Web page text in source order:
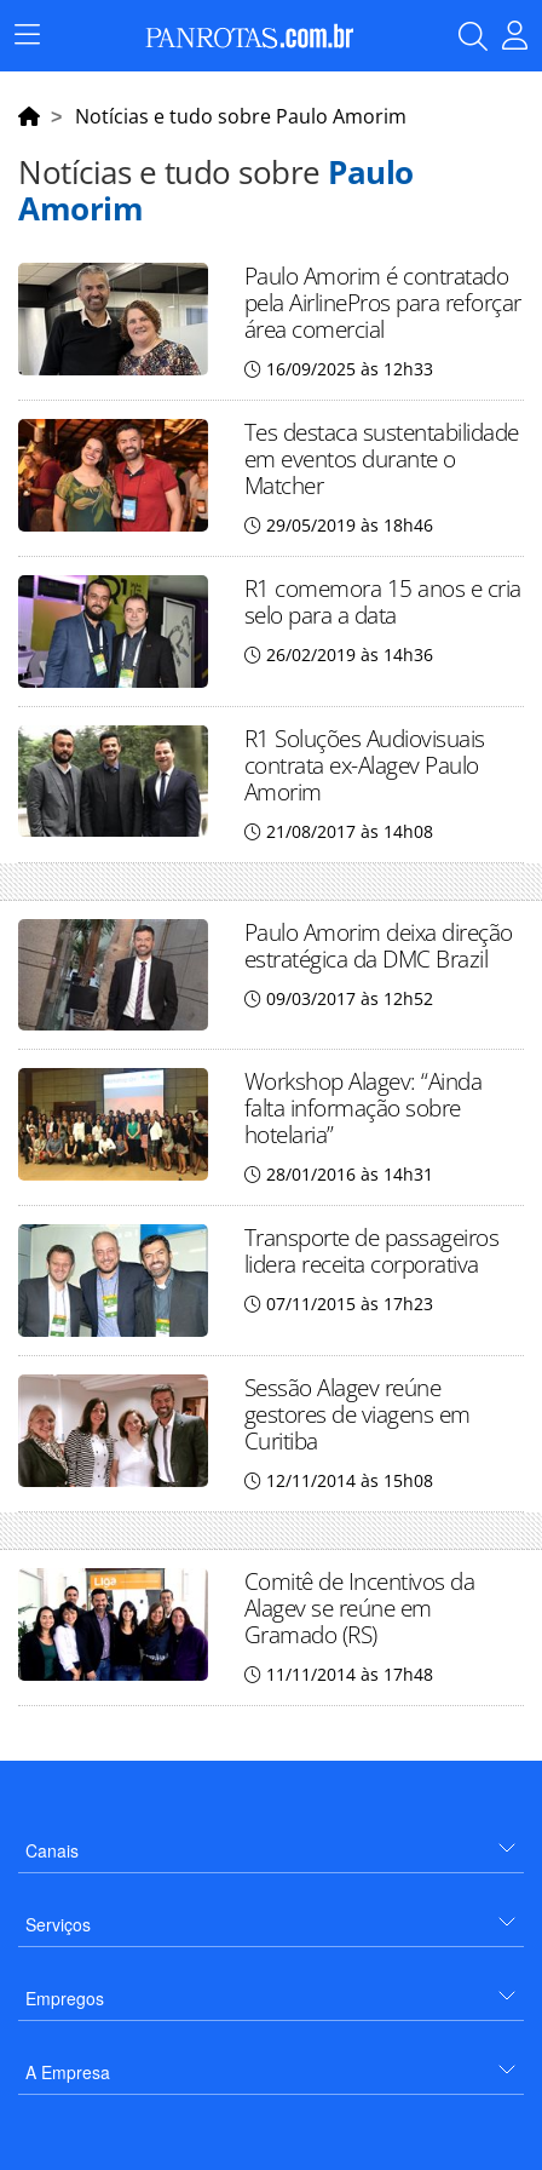
Menu
Principal
Notícias e tudo sobre Paulo Amorim
Notícias e tudo sobre Paulo
Amorim
Paulo Amorim é contratado
pela AirlinePros para reforçar
área comercial
16/09/2025 às 12h33
Tes destaca sustentabilidade
em eventos durante o
Matcher
29/05/2019 às 18h46
R1 comemora 15 anos e cria
selo para a data
26/02/2019 às 14h36
R1 Soluções Audiovisuais
contrata ex-Alagev Paulo
Amorim
21/08/2017 às 14h08
Paulo Amorim deixa direção
estratégica da DMC Brazil
09/03/2017 às 12h52
Workshop Alagev: “Ainda
falta informação sobre
hotelaria”
28/01/2016 às 14h31
Transporte de passageiros
lidera receita corporativa
07/11/2015 às 17h23
Sessão Alagev reúne
gestores de viagens em
Curitiba
12/11/2014 às 15h08
Comitê de Incentivos da
Alagev se reúne em
Gramado (RS)
11/11/2014 às 17h48
Canais
Serviços
Empregos
A Empresa